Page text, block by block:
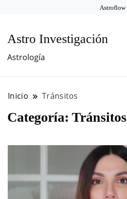
Astroflow
Astro Investigación
Astrología
Inicio Tránsitos
Categoría: Tránsitos